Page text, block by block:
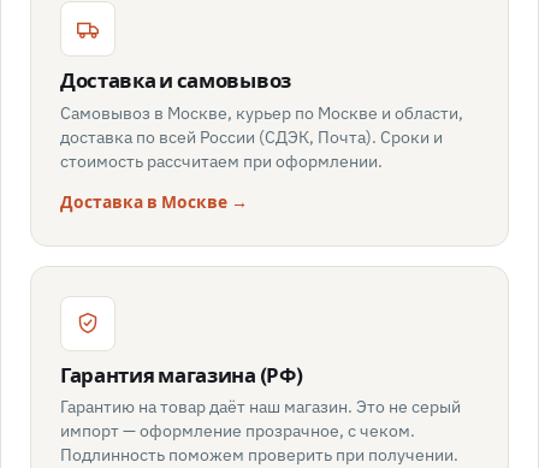
Доставка и самовывоз
Самовывоз в Москве, курьер по Москве и области,
доставка по всей России (СДЭК, Почта). Сроки и
стоимость рассчитаем при оформлении.
Доставка в Москве →
Гарантия магазина (РФ)
Гарантию на товар даёт наш магазин. Это не серый
импорт — оформление прозрачное, с чеком.
Подлинность поможем проверить при получении.